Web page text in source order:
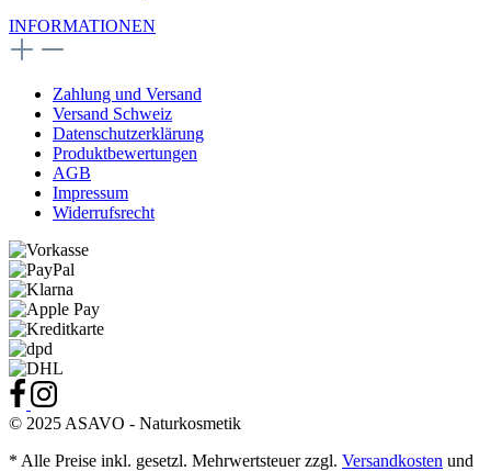
INFORMATIONEN
Zahlung und Versand
Versand Schweiz
Datenschutzerklärung
Produktbewertungen
AGB
Impressum
Widerrufsrecht
© 2025 ASAVO - Naturkosmetik
* Alle Preise inkl. gesetzl. Mehrwertsteuer zzgl. Versandkosten und